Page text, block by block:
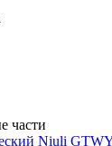
части